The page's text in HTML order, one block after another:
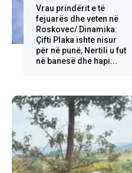
Vrau prindërit e të
fejuarës dhe veten në
Roskovec/ Dinamika:
Çifti Plaka ishte nisur
për në punë, Nertili u fut
në banesë dhe hapi...